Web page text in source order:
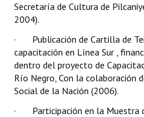
Secretaría de Cultura de
2004).
· Publicación de Cartilla de
capacitación en Línea Sur ,
dentro del proyecto de
Río Negro, Con la colaboración
Social de la Nación (2006).
· Participación en la Muestra